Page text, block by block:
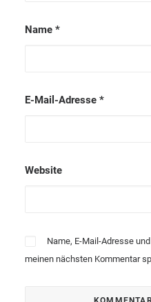
Name *
E-Mail-Adresse *
Website
Name, E-Mail-Adresse
meinen nächsten Kommentar